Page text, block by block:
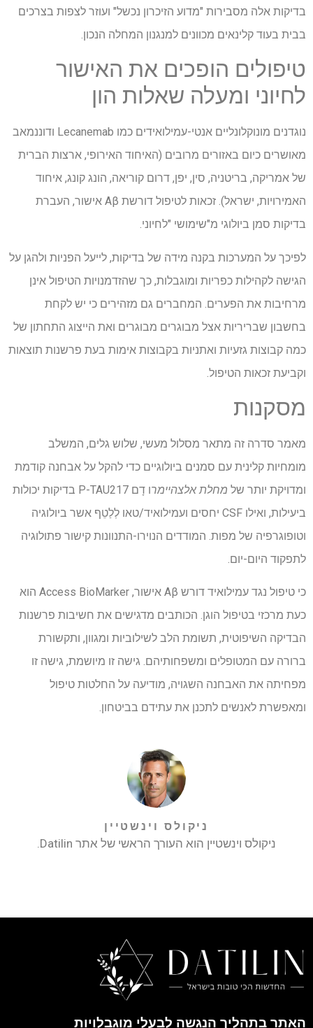
בדיקות אלה מסבירות "מדוע הזיכרון נכשל" ועוזר לצפות בצרכים
בבית בעוד קלינאים מכוונים למנגנון המחלה הנכון.
טיפולים הופכים את האישור
לחיוני ומעלה שאלות הון
נוגדנים מונוקלונליים אנטי-עמילואידים כמו Lecanemab ודוננמאב
מאושרים כיום באזורים מרובים (האיחוד האירופי, ארצות הברית
של אמריקה, בריטניה, סין, יפן, דרום קוריאה, הונג קונג, איחוד
האמירויות, ישראל). זכאות לטיפול דורשת Aβ אישור, העברת
בדיקות סמן ביולוגי מ"שימושי "לחיוני.
לפיכך על המערכות בקנה מידה של בדיקות, לייעל הפניות ולהגן על
הגישה לקהילות כפריות ומוגבלות, כך שהזדמנויות הטיפול אינן
מרחיבות את הפערים. המחברים גם מזהירים כי יש לקחת
בחשבון שבריריות אצל מבוגרים מבוגרים ואת הייצוג התחתון של
כמה קבוצות גזעיות ואתניות בקבוצות אימות בעת פרשנות תוצאות
וקביעת זכאות הטיפול.
מסקנות
מאמר סדרה זה מתאר מסלול מעשי, שלוש גלים, המשלב
מומחיות קלינית עם סמנים ביולוגיים כדי להקל על אבחנה קודמת
ומדויקת יותר של מחלת אלצהיימרו דָם P-TAU217 בדיקות יכולות
ביעילות, ואילו CSF יחסים ועמילואיד/טאו לְלַטֵף אשר ביולוגיה
וטופוגרפיה של מפות. המודדים הנוירו-התנוונות קישור פתולוגיה
לתפקוד היום-יום.
כי טיפול נגד עמילואיד דורש Aβ
אישור, Access BioMarker הוא
כעת מרכזי בטיפול הוגן. הכותבים מדגישים את חשיבות פרשנות
הבדיקה השיפוטית, תשומת הלב לשילוביות ומגוון, ותקשורת
ברורה עם המטופלים ומשפחותיהם. גישה זו מיושמת, גישה זו
מפחיתה את האבחנה השגויה, מודיעה על החלטות טיפול
ומאפשרת לאנשים לתכנן את עתידם בביטחון.
ניקולס וינשטיין
ניקולס וינשטיין הוא העורך הראשי של אתר Datilin.
האתר בתהליך הנגשה לבעלי מוגבלויות